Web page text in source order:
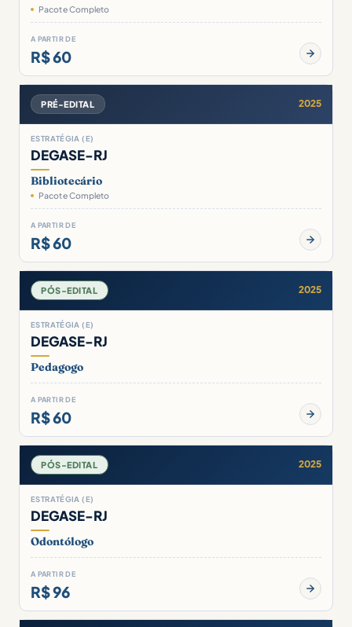
Pacote Completo
A PARTIR DE
R$ 60
PRÉ-EDITAL 2025
ESTRATÉGIA (E)
DEGASE-RJ
Bibliotecário
Pacote Completo
A PARTIR DE
R$ 60
PÓS-EDITAL 2025
ESTRATÉGIA (E)
DEGASE-RJ
Pedagogo
A PARTIR DE
R$ 60
PÓS-EDITAL 2025
ESTRATÉGIA (E)
DEGASE-RJ
Odontólogo
A PARTIR DE
R$ 96